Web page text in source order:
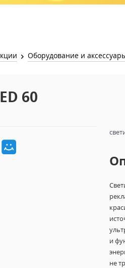
Оборудование и
60
и
не